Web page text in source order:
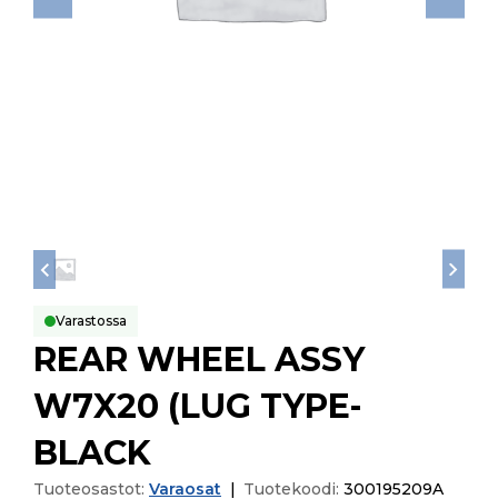
Varastossa
REAR WHEEL ASSY
W7X20 (LUG TYPE-
BLACK
Tuoteosastot: Varaosat Tuotekoodi: 300195209A